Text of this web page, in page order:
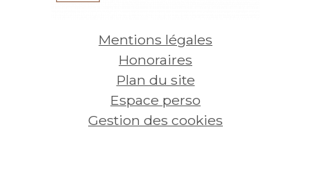
Mentions légales
Honoraires
Plan du site
Espace perso
Gestion des cookies